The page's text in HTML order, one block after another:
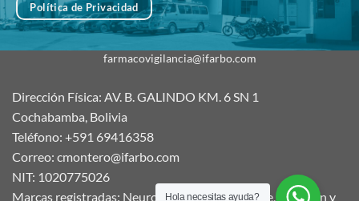
Política de Privacidad
farmacovigilancia@ifarbo.com
Dirección Física: AV. B. GALINDO KM. 6 SN 1
Cochabamba, Bolivia
Teléfono: +591 69416358
Correo: cmontero@ifarbo.com
NIT: 1020775026
Marcas registradas: Neurocerebrin, Ifarborange, Nutritón y
Hola necesitas ayuda?